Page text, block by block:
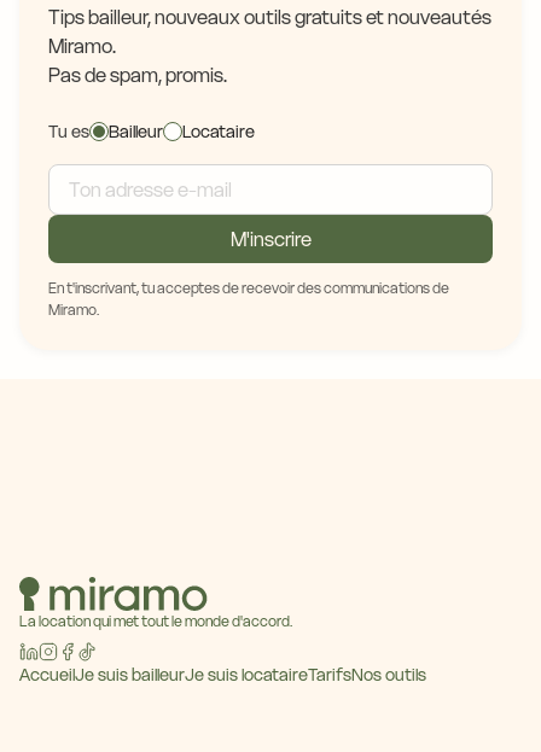
Tips bailleur, nouveaux outils gratuits et nouveautés
Miramo.
Pas de spam, promis.
Tu es Bailleur Locataire
M'inscrire
En t'inscrivant, tu acceptes de recevoir des communications de
Miramo.
La location qui met tout le monde d'accord.
AccueilJe suis bailleurJe suis locataireTarifsNos outils